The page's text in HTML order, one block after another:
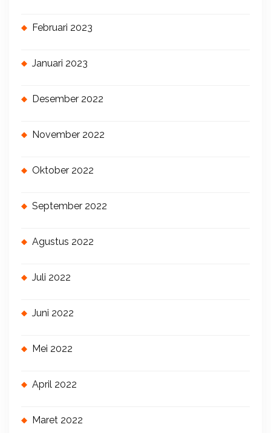
Februari 2023
Januari 2023
Desember 2022
November 2022
Oktober 2022
September 2022
Agustus 2022
Juli 2022
Juni 2022
Mei 2022
April 2022
Maret 2022